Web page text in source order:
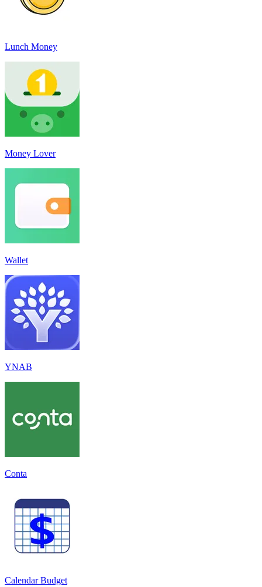
Lunch Money
Money Lover
Wallet
YNAB
Conta
Calendar Budget